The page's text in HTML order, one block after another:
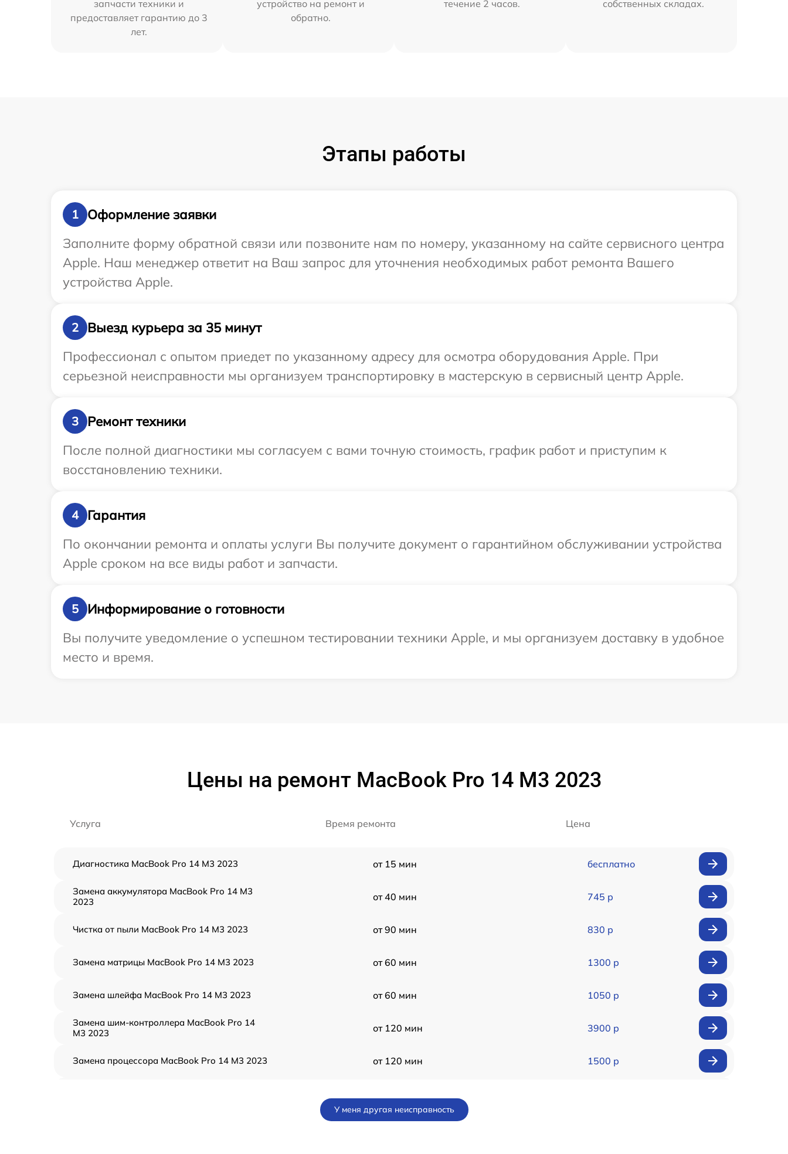
запчасти техники и
предоставляет гарантию до 3
лет.
устройство на ремонт и
обратно.
течение 2 часов.
собственных складах.
Этапы работы
1
Оформление заявки
Заполните форму обратной связи или позвоните нам по номеру, указанному на сайте сервисного центра
Apple. Наш менеджер ответит на Ваш запрос для уточнения необходимых работ ремонта Вашего
устройства Apple.
2
Выезд курьера за 35 минут
Профессионал с опытом приедет по указанному адресу для осмотра оборудования Apple. При
серьезной неисправности мы организуем транспортировку в мастерскую в сервисный центр Apple.
3
Ремонт техники
После полной диагностики мы согласуем с вами точную стоимость, график работ и приступим к
восстановлению техники.
4
Гарантия
По окончании ремонта и оплаты услуги Вы получите документ о гарантийном обслуживании устройства
Apple сроком на все виды работ и запчасти.
5
Информирование о готовности
Вы получите уведомление о успешном тестировании техники Apple, и мы организуем доставку в удобное
место и время.
Цены на ремонт MacBook Pro 14 M3 2023
Услуга Время ремонта Цена
Диагностика MacBook Pro 14 M3 2023 от 15 мин бесплатно
Замена аккумулятора MacBook Pro 14 M3
2023
от 40 мин 745 р
Чистка от пыли MacBook Pro 14 M3 2023 от 90 мин 830 р
Замена матрицы MacBook Pro 14 M3 2023 от 60 мин 1300 р
Замена шлейфа MacBook Pro 14 M3 2023 от 60 мин 1050 р
Замена шим-контроллера MacBook Pro 14
M3 2023
от 120 мин 3900 р
Замена процессора MacBook Pro 14 M3 2023 от 120 мин 1500 р
У меня другая неисправность